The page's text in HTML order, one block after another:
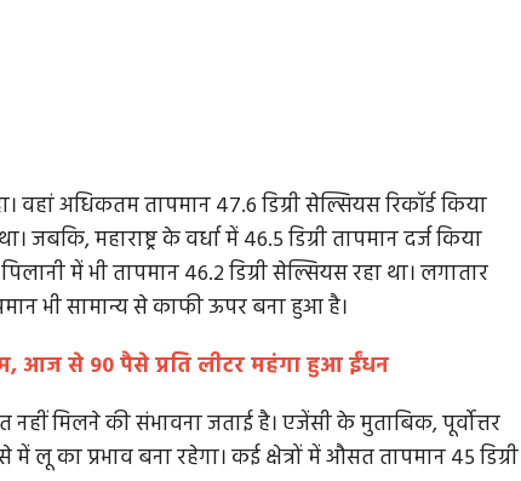
वहां अधिकतम तापमान 47.6 डिग्री सेल्सियस रिकॉर्ड किया
महाराष्ट्र के वर्धा में 46.5 डिग्री तापमान दर्ज किया
में भी तापमान 46.2 डिग्री सेल्सियस रहा था। लगातार
भी सामान्य से काफी ऊपर बना हुआ है।
आज से 90 पैसे प्रति लीटर महंगा हुआ ईंधन
मिलने की संभावना जताई है। एजेंसी के मुताबिक, पूर्वोत्तर
का प्रभाव बना रहेगा। कई क्षेत्रों में औसत तापमान 45 डिग्री